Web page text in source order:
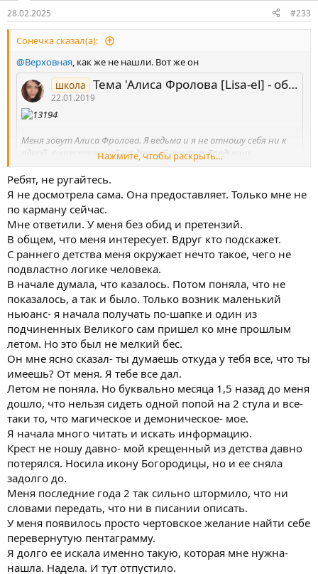
28.02.2025 #233
Сонечка сказал(а):
@Верховная, как же не нашли. Вот же он
школа Тема 'Алиса Фролова [Lisa-el] - обучение практической магии и работы с Таро'
22.01.2019
Меня зовут Алиса Фролова. Я ведьма и я не отношу себя ни к
одной, существующей на данный момент Традиции.
Источник моей Силы - саморазвитие и познание законов
работы с окружающим миром во всех его проявлениях. Имею
практический опыт работы с рунами (как символами),
северными богами (не очень большой, но есть что
рассказать), кладбищем и силой Смертной, христианством
(не очень большой), зеркальной магией и бесами в рамках
тесного сотрудничества с Бесовским эгрегором, как его
части.
Последние несколько лет я занимаюсь обучением
практической магии и работы с таро. Моя система...
Lisa-el алиса фролова
где найти учителя по магии
как научиться магии
кто обучает магии
найти учителя магии
обучение гаданию
обучение магии
обучение чёрной магии
практическая чёрная магия
школа колдовства
школа чёрной магии
Ответы: 384
Раздел: Школы / Фокус-группы
@Ksyuha, Если не уверены, лучше помолчать.
Нажмите, чтобы раскрыть...
Ребят, не ругайтесь.
Я не досмотрела сама. Она предоставляет. Только мне не
по карману сейчас.
Мне ответили. У меня без обид и претензий.
В общем, что меня интересует. Вдруг кто подскажет.
С раннего детства меня окружает нечто такое, чего не
подвластно логике человека.
В начале думала, что казалось. Потом поняла, что не
показалось, а так и было. Только возник маленький
ньюанс- я начала получать по-шапке и один из
подчиненных Великого сам пришел ко мне прошлым
летом. Но это был не мелкий бес.
Он мне ясно сказал- ты думаешь откуда у тебя все, что ты
имеешь? От меня. Я тебе все дал.
Летом не поняла. Но буквально месяца 1,5 назад до меня
дошло, что нельзя сидеть одной попой на 2 стула и все-
таки то, что магическое и демоническое- мое.
Я начала много читать и искать информацию.
Крест не ношу давно- мой крещенный из детства давно
потерялся. Носила икону Богородицы, но и ее сняла
задолго до.
Меня последние года 2 так сильно штормило, что ни
словами передать, что ни в писании описать.
У меня появилось просто чертовское желание найти себе
перевернутую пентаграмму.
Я долго ее искала именно такую, которая мне нужна-
нашла. Надела. И тут отпустило.